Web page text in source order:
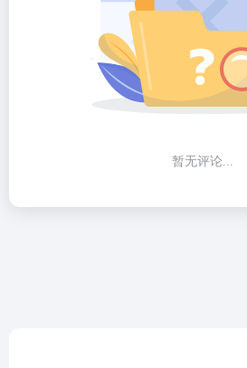
暂无评论...